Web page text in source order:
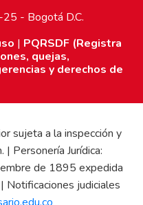
- Bogotá D.C.
| PQRSDF (Registra
quejas,
y derechos de
sujeta a la inspección y
| Personería Jurídica:
de 1895 expedida
Notificaciones judiciales